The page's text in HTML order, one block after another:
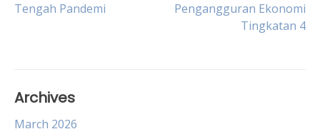
navigation
Tengah Pandemi
Pengangguran Ekonomi
Tingkatan 4
Archives
March 2026